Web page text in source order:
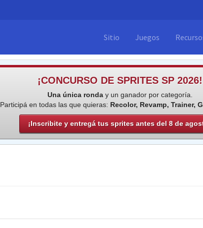
Sitio Juegos
¡CONCURSO DE SPRITES SP 2026!
Una única ronday un ganador por categoría.
Participá en todas las que quieras: Recolor, Revamp, Trainer,
¡Inscribite y entregá tus sprites antes del 8 de